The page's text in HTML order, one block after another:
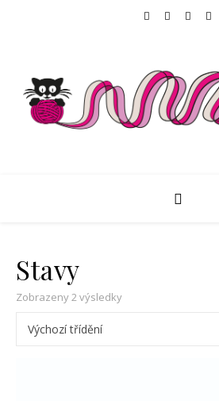
Stavy
Zobrazeny 2 výsledky